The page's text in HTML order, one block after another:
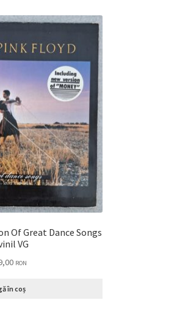
Of Great Dance Songs
Disc vinil VG
RON
în coș